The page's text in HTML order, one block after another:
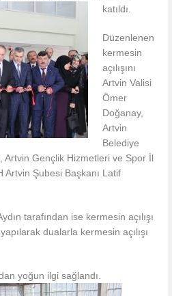
katıldı.
Düzenlenen
kermesin
açılışını
Artvin Valisi
Ömer
Doğanay,
Artvin
Belediye
Artvin Gençlik Hizmetleri ve Spor İl
Artvin Şubesi Başkanı Latif
tarafından ise kermesin açılışı
dualarla kermesin açılışı
yoğun ilgi sağlandı.